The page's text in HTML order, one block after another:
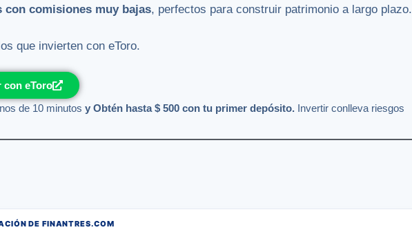
con comisiones muy bajas, perfectos para construir patrimonio a largo plazo.
que invierten con eToro.
con eToro
de 10 minutos y Obtén hasta $ 500 con tu primer depósito. Invertir conlleva riesgos
DE FINANTRES.COM